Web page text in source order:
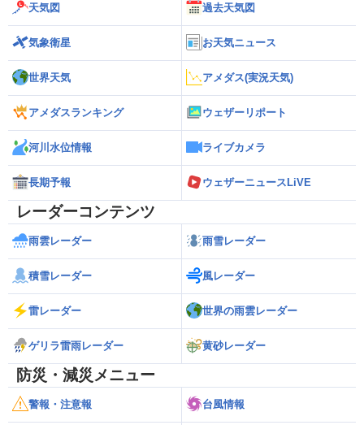
天気図 過去天気図
気象衛星 お天気ニュース
世界天気 アメダス(実況天気)
アメダスランキング ウェザーリポート
河川水位情報 ライブカメラ
長期予報 ウェザーニュースLiVE
レーダーコンテンツ
雨雲レーダー 雨雪レーダー
積雪レーダー 風レーダー
雷レーダー 世界の雨雲レーダー
ゲリラ雷雨レーダー 黄砂レーダー
防災・減災メニュー
警報・注意報 台風情報